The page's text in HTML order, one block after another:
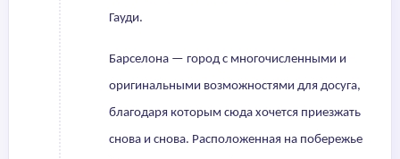
Гауди.
Барселона — город с многочисленными и
оригинальными возможностями для досуга,
благодаря которым сюда хочется приезжать
снова и снова. Расположенная на побережье